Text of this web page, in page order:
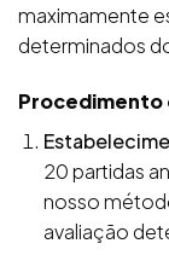
maximamente
determinados
Procedimento
20 partidas
nosso
avaliação